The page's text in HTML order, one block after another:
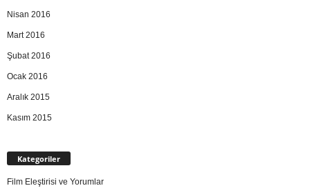
Nisan 2016
Mart 2016
Şubat 2016
Ocak 2016
Aralık 2015
Kasım 2015
Kategoriler
Film Eleştirisi ve Yorumlar